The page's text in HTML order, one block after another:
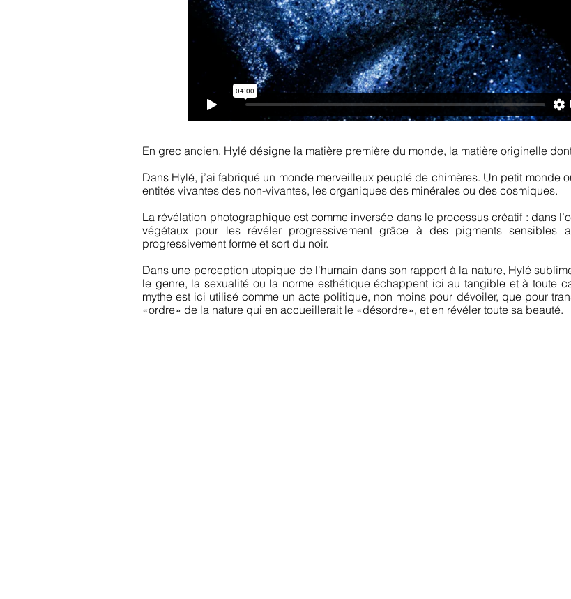
En grec ancien, Hylé désigne la matière première du monde, la matière originelle
Dans Hylé, j’ai fabriqué un monde merveilleux peuplé de chimères. Un petit monde
entités vivantes des non-vivantes, les organiques des minérales ou des cosmiques.
La révélation photographique est comme inversée dans le processus créatif : dans
végétaux pour les révéler progressivement grâce à des pigments sensibles
progressivement forme et sort du noir.
Dans une perception utopique de l'humain dans son rapport à la nature, Hylé
le genre, la sexualité ou la norme esthétique échappent ici au tangible et à toute
mythe est ici utilisé comme un acte politique, non moins pour dévoiler, que pour
«ordre» de la nature qui en accueillerait le «désordre», et en révéler toute sa beauté.